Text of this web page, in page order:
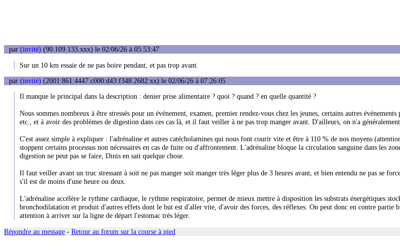
par (invité) (90.109.133.xxx) le 02/06/26 à 05:53:47
Sur un 10 km essaie de ne pas boire pendant, et pas trop avant.
par (invité) (2001:861:4447:c000:d43:f348:2682:xx) le 02/06/26 à 07:26:05
Il manque le principal dans la description : denier prise alimentaire ? quoi ? quand ? en quelle quantité ?
Nous sommes nombreux à être stressés pour un événement, examen, premier rendez-vous chez les jeunes, certains autres
etc., et à avoir des problèmes de digestion dans ces cas là, et il faut veiller à ne pas trop manger avant. D'ailleurs, on n'a
C'est assez simple à expliquer : l'adrénaline et autres catécholamines qui nous font courir vite et être à 110 % de nos moyens
stoppent certains processus non nécessaires en cas de fuite ou d'affrontement. L'adrénaline bloque la circulation sanguine dans les
digestion ne peut pas se faire, Dinis en sait quelque chose.
Il faut veiller avant un truc stressant à soit ne pas manger soit manger très léger plus de 3 heures avant, et bien entendu ne pas se
s'il est de moins d'une heure ou deux.
L'adrénaline accélère le rythme cardiaque, le rythme respiratoire, permet de mieux mettre à disposition les substrats énergétiques
bronchodilatation et produit d'autres effets dont le but est d'aller vite, d'avoir des forces, des réflexes. On peut donc en contre partie
attention à arriver sur la ligne de départ l'estomac très léger.
Répondre au message - Retour au forum sur la course à pied